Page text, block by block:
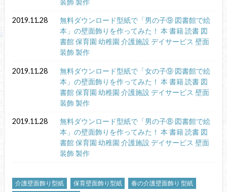
2019.11.28
無料ダウンロード型紙で「男の子⑨ 図書館で絵
本」の壁面飾りを作ってみた！ 本 書籍 読書 図
書館 保育園 幼稚園 介護施設 デイサービス 壁面
装飾 製作
2019.11.28
無料ダウンロード型紙で「女の子⑨ 図書館で絵
本」の壁面飾りを作ってみた！ 本 書籍 読書 図
書館 保育園 幼稚園 介護施設 デイサービス 壁面
装飾 製作
2019.11.28
無料ダウンロード型紙で「男の子⑧ 図書館で絵
本」の壁面飾りを作ってみた！ 本 書籍 読書 図
書館 保育園 幼稚園 介護施設 デイサービス 壁面
装飾 製作
介護壁面飾り型紙 保育壁面飾り型紙
春の介護壁面飾り 型紙